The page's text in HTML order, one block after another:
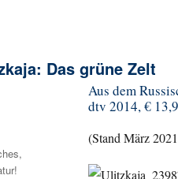
Das grüne Zelt
Aus dem
dtv 2014, €
(Stand März
,